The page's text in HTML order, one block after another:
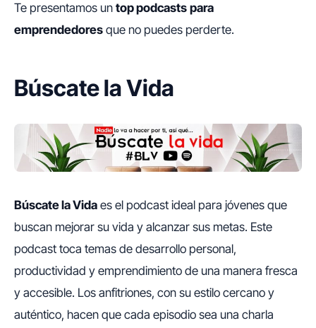
Te presentamos un top podcasts para
emprendedores que no puedes perderte.
Búscate la Vida
Búscate la Vida es el podcast ideal para jóvenes que
buscan mejorar su vida y alcanzar sus metas. Este
podcast toca temas de desarrollo personal,
productividad y emprendimiento de una manera fresca
y accesible. Los anfitriones, con su estilo cercano y
auténtico, hacen que cada episodio sea una charla